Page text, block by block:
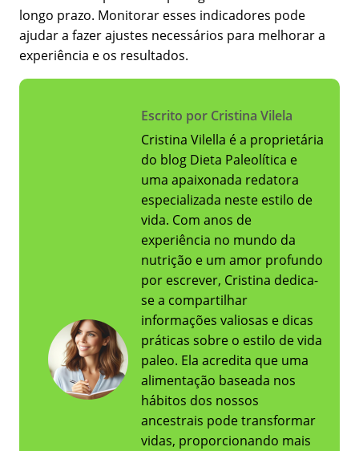
longo prazo. Monitorar esses indicadores pode
ajudar a fazer ajustes necessários para melhorar a
experiência e os resultados.
Escrito por Cristina Vilela
Cristina Vilella é a proprietária
do blog Dieta Paleolítica e
uma apaixonada redatora
especializada neste estilo de
vida. Com anos de
experiência no mundo da
nutrição e um amor profundo
por escrever, Cristina dedica-
se a compartilhar
informações valiosas e dicas
práticas sobre o estilo de vida
paleo. Ela acredita que uma
alimentação baseada nos
hábitos dos nossos
ancestrais pode transformar
vidas, proporcionando mais